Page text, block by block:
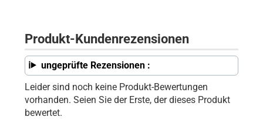
Produkt-Kundenrezensionen
ungeprüfte Rezensionen :
Leider sind noch keine Produkt-Bewertungen
vorhanden. Seien Sie der Erste, der dieses Produkt
bewertet.